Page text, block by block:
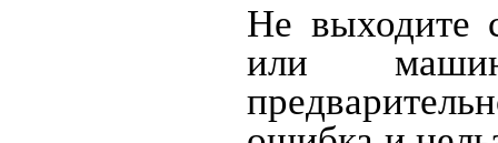
Не выходите
или